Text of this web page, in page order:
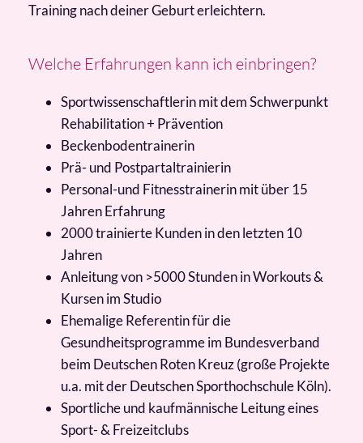
Training nach deiner Geburt erleichtern.
Welche Erfahrungen kann ich einbringen?
Sportwissenschaftlerin mit dem Schwerpunkt
Rehabilitation + Prävention
Beckenbodentrainerin
Prä- und Postpartaltrainierin
Personal-und Fitnesstrainerin mit über 15
Jahren Erfahrung
2000 trainierte Kunden in den letzten 10
Jahren
Anleitung von >5000 Stunden in Workouts &
Kursen im Studio
Ehemalige Referentin für die
Gesundheitsprogramme im Bundesverband
beim Deutschen Roten Kreuz (große Projekte
u.a. mit der Deutschen Sporthochschule Köln).
Sportliche und kaufmännische Leitung eines
Sport- & Freizeitclubs